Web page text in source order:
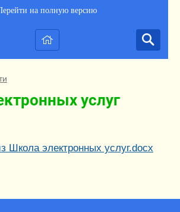
на полную версию
услуг
Школа электронных услуг.docx